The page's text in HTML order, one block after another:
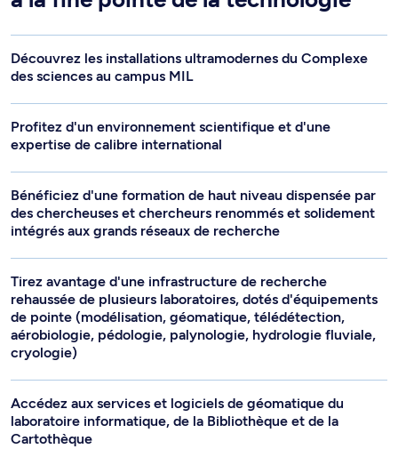
Découvrez les installations ultramodernes du Complexe
des sciences au campus MIL
Profitez d'un environnement scientifique et d'une
expertise de calibre international
Bénéficiez d'une formation de haut niveau dispensée par
des chercheuses et chercheurs renommés et solidement
intégrés aux grands réseaux de recherche
Tirez avantage d'une infrastructure de recherche
rehaussée de plusieurs laboratoires, dotés d'équipements
de pointe (modélisation, géomatique, télédétection,
aérobiologie, pédologie, palynologie, hydrologie fluviale,
cryologie)
Accédez aux services et logiciels de géomatique du
laboratoire informatique, de la Bibliothèque et de la
Cartothèque